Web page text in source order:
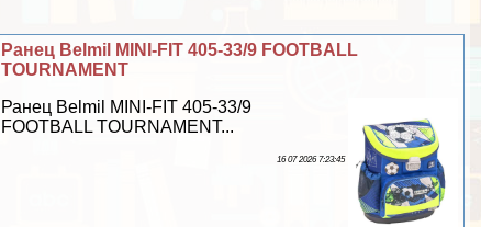
Ранец Belmil MINI-FIT 405-33/9 FOOTBALL
TOURNAMENT
Ранец Belmil MINI-FIT 405-33/9
FOOTBALL TOURNAMENT...
16 07 2026 7:23:45